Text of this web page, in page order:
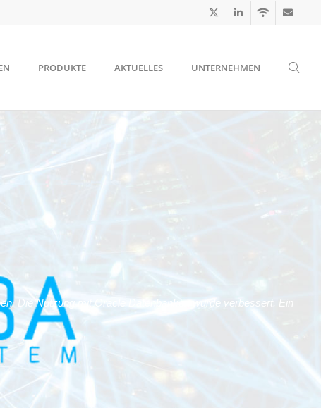
PRODUKTE AKTUELLES UNTERNEHMEN
Die Nutzung mit Oracle Datenbanken wurde verbessert. Ein